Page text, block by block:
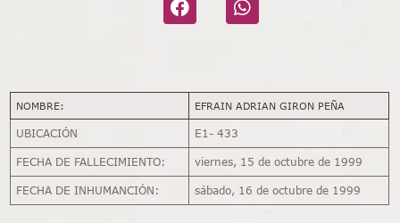
NOMBRE: EFRAIN ADRIAN GIRON PEÑA
UBICACIÓN E1- 433
FECHA DE FALLECIMIENTO: viernes, 15 de octubre de 1999
FECHA DE INHUMANCIÓN: sábado, 16 de octubre de 1999